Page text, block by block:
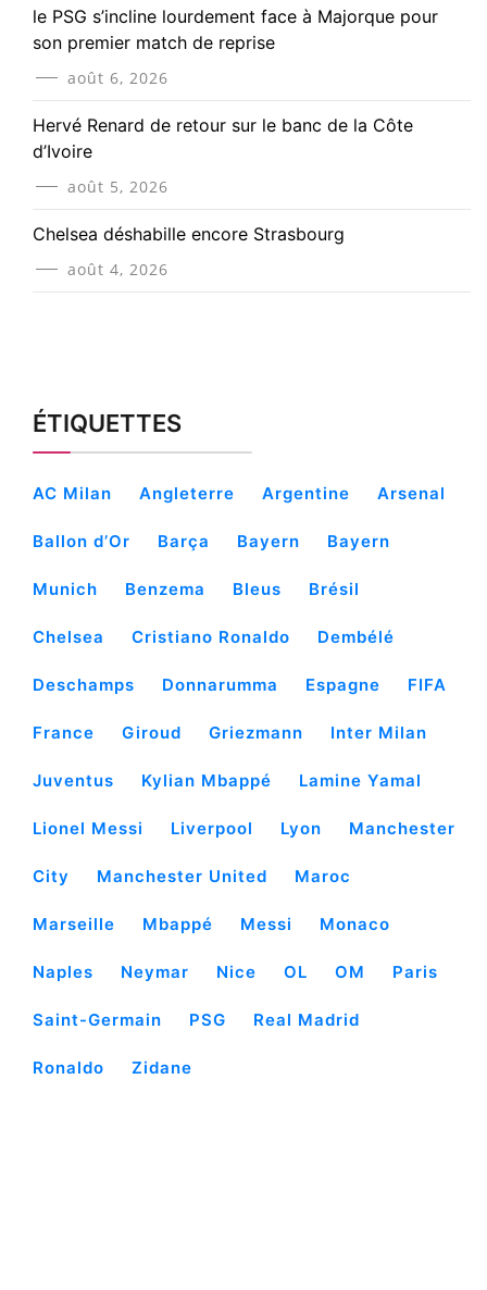
le PSG s’incline lourdement face à Majorque pour
son premier match de reprise
août 6, 2026
Hervé Renard de retour sur le banc de la Côte
d’Ivoire
août 5, 2026
Chelsea déshabille encore Strasbourg
août 4, 2026
ÉTIQUETTES
AC Milan Angleterre Argentine Arsenal
Ballon d’Or Barça Bayern Bayern
Munich Benzema Bleus Brésil
Chelsea Cristiano Ronaldo Dembélé
Deschamps Donnarumma Espagne FIFA
France Giroud Griezmann Inter Milan
Juventus Kylian Mbappé Lamine Yamal
Lionel Messi Liverpool Lyon Manchester
City Manchester United Maroc
Marseille Mbappé Messi Monaco
Naples Neymar Nice OL OM Paris
Saint-Germain PSG Real Madrid
Ronaldo Zidane